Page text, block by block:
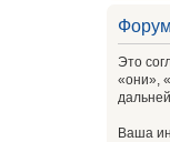
Это
«они»,
Ваша